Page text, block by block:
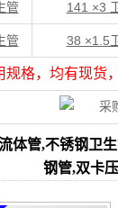
管 141 ×3
管 38 ×1.5
规格，均有现货
体管,不锈钢卫
钢管,双卡